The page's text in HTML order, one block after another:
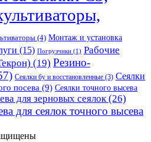
(4) Монтаж и установка
(15) Погрузчики (1) Рабочие
(19) Резино-
Сеялки бу и восстановленные (3) Сеялки
посева (9) Сеялки точного высева
для зерновых сеялок(26)
для сеялок точного высева